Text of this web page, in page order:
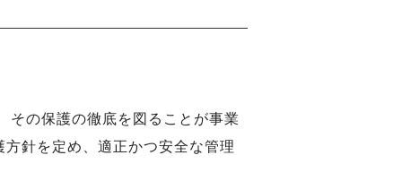
その保護の徹底を図ることが事業
針を定め、適正かつ安全な管理